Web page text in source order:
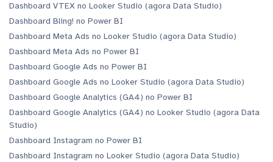
Dashboard VTEX no Looker Studio (agora Data Studio)
Dashboard Bling! no Power BI
Dashboard Meta Ads no Looker Studio (agora Data Studio)
Dashboard Meta Ads no Power BI
Dashboard Google Ads no Power BI
Dashboard Google Ads no Looker Studio (agora Data Studio)
Dashboard Google Analytics (GA4) no Power BI
Dashboard Google Analytics (GA4) no Looker Studio (agora Data
Studio)
Dashboard Instagram no Power BI
Dashboard Instagram no Looker Studio (agora Data Studio)